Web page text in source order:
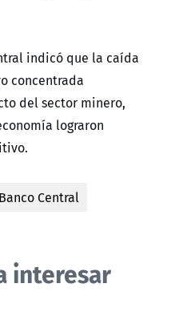
indicó que la caída
concentrada
del sector minero,
lograron
Banco Central
interesar